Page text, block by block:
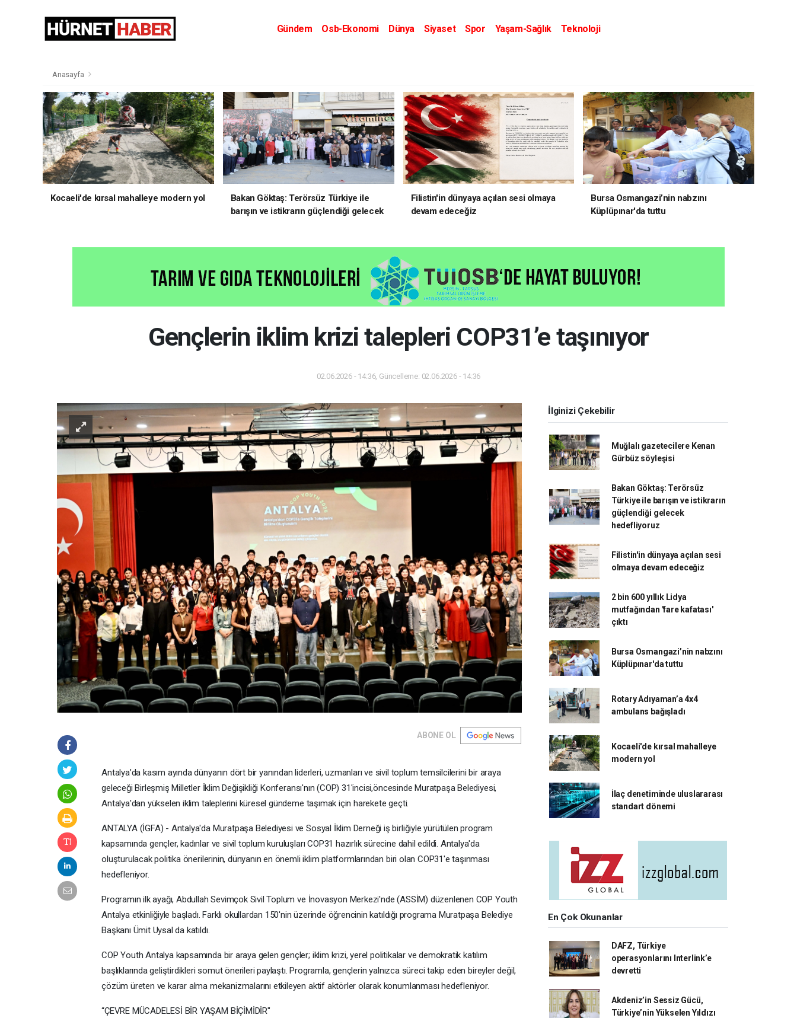
Gündem Osb-Ekonomi Dünya Siyaset Spor Yaşam-Sağlık
Teknoloji
Anasayfa
Kocaeli'de kırsal mahalleye modern yol
Bakan Göktaş: Terörsüz Türkiye ile
barışın ve istikrarın güçlendiği gelecek
Filistin'in dünyaya açılan sesi olmaya
devam edeceğiz
Bursa Osmangazi’nin nabzını
Küplüpınar'da tuttu
Gençlerin iklim krizi talepleri COP31’e taşınıyor
02.06.2026 - 14:36, Güncelleme: 02.06.2026 - 14:36
ABONE OL
Antalya’da kasım ayında dünyanın dört bir yanından liderleri, uzmanları ve sivil toplum temsilcilerini bir araya
geleceği Birleşmiş Milletler İklim Değişikliği Konferansı'nın (COP) 31'incisi,öncesinde Muratpaşa Belediyesi,
Antalya'dan yükselen iklim taleplerini küresel gündeme taşımak için harekete geçti.
ANTALYA (İGFA) - Antalya'da Muratpaşa Belediyesi ve Sosyal İklim Derneği iş birliğiyle yürütülen program
kapsamında gençler, kadınlar ve sivil toplum kuruluşları COP31 hazırlık sürecine dahil edildi. Antalya'da
oluşturulacak politika önerilerinin, dünyanın en önemli iklim platformlarından biri olan COP31'e taşınması
hedefleniyor.
Programın ilk ayağı, Abdullah Sevimçok Sivil Toplum ve İnovasyon Merkezi'nde (ASSİM) düzenlenen COP Youth
Antalya etkinliğiyle başladı. Farklı okullardan 150'nin üzerinde öğrencinin katıldığı programa Muratpaşa Belediye
Başkanı Ümit Uysal da katıldı.
COP Youth Antalya kapsamında bir araya gelen gençler; iklim krizi, yerel politikalar ve demokratik katılım
başlıklarında geliştirdikleri somut önerileri paylaştı. Programla, gençlerin yalnızca süreci takip eden bireyler değil,
çözüm üreten ve karar alma mekanizmalarını etkileyen aktif aktörler olarak konumlanması hedefleniyor.
“ÇEVRE MÜCADELESİ BİR YAŞAM BİÇİMİDİR"
İlginizi Çekebilir
Muğlalı gazetecilere Kenan
Gürbüz söyleşisi
Bakan Göktaş: Terörsüz
Türkiye ile barışın ve istikrarın
güçlendiği gelecek
hedefliyoruz
Filistin'in dünyaya açılan sesi
olmaya devam edeceğiz
2 bin 600 yıllık Lidya
mutfağından 'fare kafatası'
çıktı
Bursa Osmangazi’nin nabzını
Küplüpınar'da tuttu
Rotary Adıyaman’a 4x4
ambulans bağışladı
Kocaeli'de kırsal mahalleye
modern yol
İlaç denetiminde uluslararası
standart dönemi
En Çok Okunanlar
DAFZ, Türkiye
operasyonlarını Interlink’e
devretti
Akdeniz’in Sessiz Gücü,
Türkiye’nin Yükselen Yıldızı